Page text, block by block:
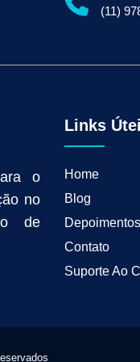
Digital para Empresas
Estratégias
Indústria Marketing de
(11)
o
no
de
Links
Home
Blog
Depoimentos
Contato
Suporte Ao